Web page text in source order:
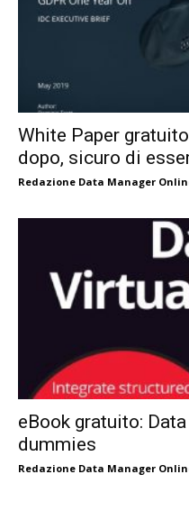
White Paper
dopo, sicuro di
Redazione Data Manager
eBook gratuito:
dummies
Redazione Data Manager